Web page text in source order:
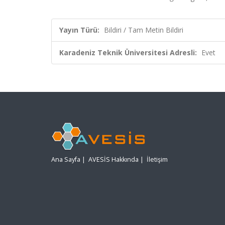
Yayın Türü: Bildiri / Tam Metin Bildiri
Karadeniz Teknik Üniversitesi Adresli: Evet
Ana Sayfa | AVESİS Hakkında | İletişim